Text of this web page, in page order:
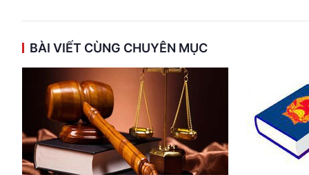
BÀI VIẾT CÙNG CHUYÊN MỤC